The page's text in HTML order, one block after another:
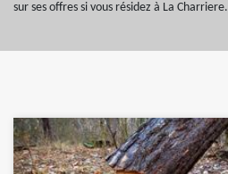
sur ses offres si vous résidez à La Charriere.